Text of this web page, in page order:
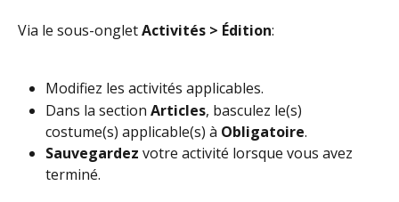
Via le sous-onglet Activités > Édition:
Modifiez les activités applicables.
Dans la section Articles, basculez le(s)
costume(s) applicable(s) à Obligatoire.
Sauvegardez votre activité lorsque vous avez
terminé.